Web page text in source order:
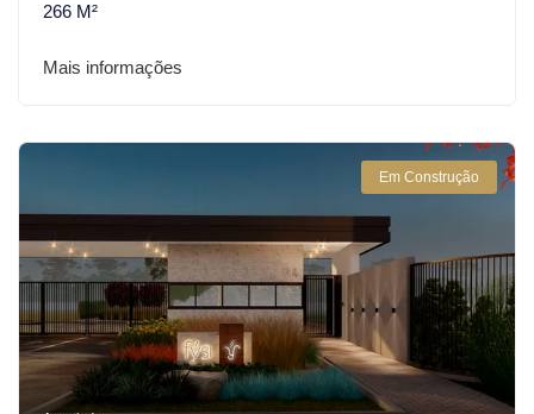
266 M²
Mais informações
Em Construção